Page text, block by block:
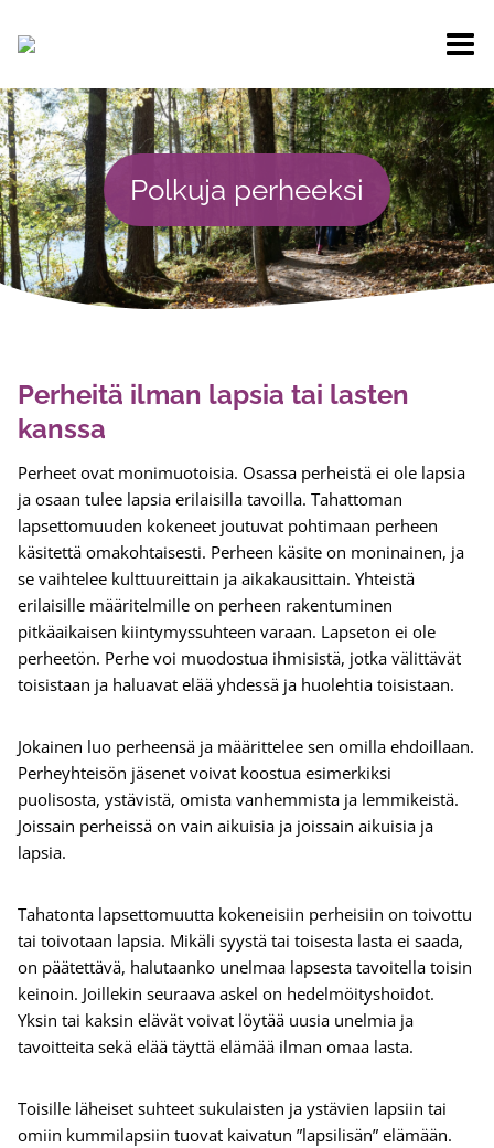
sisältöön
Polkuja perheeksi
Perheitä ilman lapsia tai lasten
kanssa
Perheet ovat monimuotoisia. Osassa perheistä ei ole lapsia
ja osaan tulee lapsia erilaisilla tavoilla. Tahattoman
lapsettomuuden kokeneet joutuvat pohtimaan perheen
käsitettä omakohtaisesti. Perheen käsite on moninainen, ja
se vaihtelee kulttuureittain ja aikakausittain. Yhteistä
erilaisille määritelmille on perheen rakentuminen
pitkäaikaisen kiintymyssuhteen varaan. Lapseton ei ole
perheetön. Perhe voi muodostua ihmisistä, jotka välittävät
toisistaan ja haluavat elää yhdessä ja huolehtia toisistaan.
Jokainen luo perheensä ja määrittelee sen omilla ehdoillaan.
Perheyhteisön jäsenet voivat koostua esimerkiksi
puolisosta, ystävistä, omista vanhemmista ja lemmikeistä.
Joissain perheissä on vain aikuisia ja joissain aikuisia ja
lapsia.
Tahatonta lapsettomuutta kokeneisiin perheisiin on toivottu
tai toivotaan lapsia. Mikäli syystä tai toisesta lasta ei saada,
on päätettävä, halutaanko unelmaa lapsesta tavoitella toisin
keinoin. Joillekin seuraava askel on hedelmöityshoidot.
Yksin tai kaksin elävät voivat löytää uusia unelmia ja
tavoitteita sekä elää täyttä elämää ilman omaa lasta.
Toisille läheiset suhteet sukulaisten ja ystävien lapsiin tai
omiin kummilapsiin tuovat kaivatun ”lapsilisän” elämään.